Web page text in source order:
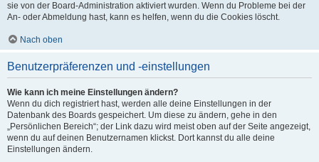
sie von der Board-Administration aktiviert wurden. Wenn du Probleme bei der
An- oder Abmeldung hast, kann es helfen, wenn du die Cookies löscht.
Nach oben
Benutzerpräferenzen und -einstellungen
Wie kann ich meine Einstellungen ändern?
Wenn du dich registriert hast, werden alle deine Einstellungen in der
Datenbank des Boards gespeichert. Um diese zu ändern, gehe in den
„Persönlichen Bereich“; der Link dazu wird meist oben auf der Seite angezeigt,
wenn du auf deinen Benutzernamen klickst. Dort kannst du alle deine
Einstellungen ändern.